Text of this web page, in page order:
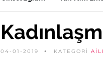
04-01-2019 KATEGORİ